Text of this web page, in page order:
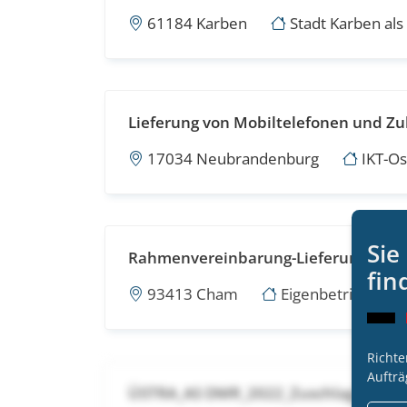
61184 Karben
Stadt Karben
Lieferung von Mobiltelefonen und
17034 Neubrandenburg
IKT-
Rahmenvereinbarung-Lieferung der
93413 Cham
Eigenbetrieb
ÜSTRA_AS DMR_2022_Zuschlag